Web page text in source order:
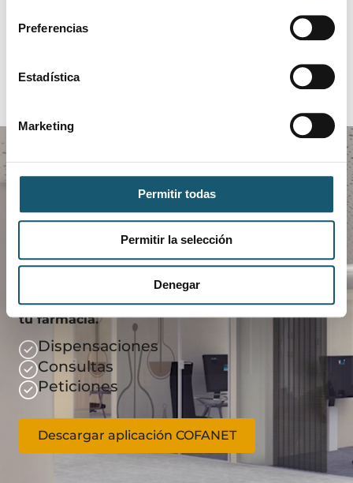
Preferencias
Estadística
Marketing
Permitir todas
Permitir la selección
Denegar
Descarga COFANET
Gestiona de manera más eficaz el día a día de
tu farmacia.
Dispensaciones
Consultas
Peticiones
Descargar aplicación COFANET